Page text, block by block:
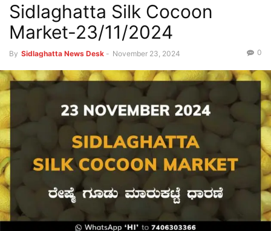
Sidlaghatta Silk Cocoon
Market-23/11/2024
By Sidlaghatta News Desk - November 23, 2024 0